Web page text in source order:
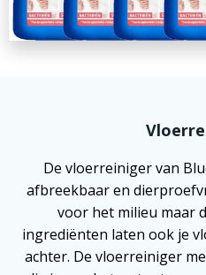
De vloerreiniger van
afbreekbaar en
voor het milieu maar
ingrediënten laten ook je
achter. De vloerreiniger